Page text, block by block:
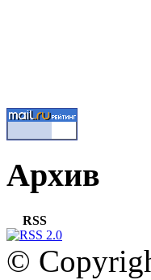
Архив
RSS
©